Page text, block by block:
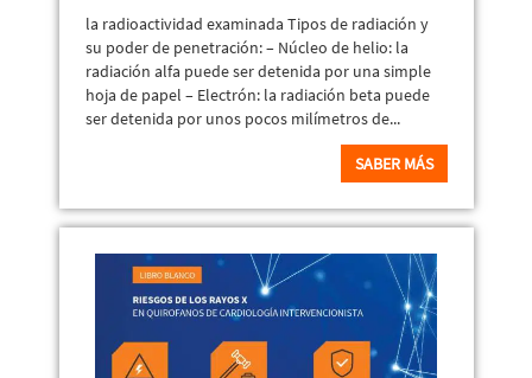
la radioactividad examinada Tipos de radiación y
su poder de penetración: – Núcleo de helio: la
radiación alfa puede ser detenida por una simple
hoja de papel – Electrón: la radiación beta puede
ser detenida por unos pocos milímetros de...
SABER MÁS